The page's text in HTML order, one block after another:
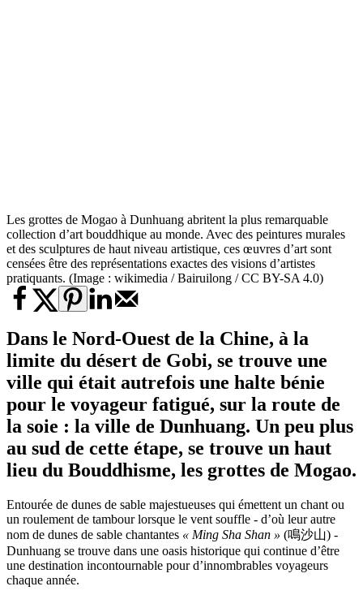
Les grottes de Mogao à Dunhuang abritent la plus remarquable
collection d’art bouddhique au monde. Avec des peintures murales
et des sculptures de haut niveau artistique, ces œuvres d’art sont
censées être des représentations exactes des visions d’artistes
pratiquants. (Image : wikimedia / Bairuilong / CC BY-SA 4.0)
Dans le Nord-Ouest de la Chine, à la
limite du désert de Gobi, se trouve une
ville qui était autrefois une halte bénie
pour le voyageur fatigué, sur la route de
la soie : la ville de Dunhuang. Un peu plus
au sud de cette étape, se trouve un haut
lieu du Bouddhisme, les grottes de Mogao.
Entourée de dunes de sable majestueuses qui émettent un chant ou
un roulement de tambour lorsque le vent souffle - d’où leur autre
nom de dunes de sable chantantes « Ming Sha Shan » (鳴沙山) -
Dunhuang se trouve dans une oasis historique qui continue d’être
une destination incontournable pour d’innombrables voyageurs
chaque année.